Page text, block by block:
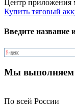
Центр приложения
Купить тяговый
Введите название
Мы выполняем
По всей России